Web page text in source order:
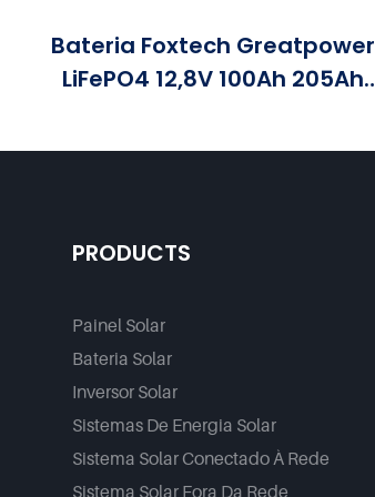
Bateria Foxtech Greatpower
LiFePO4 12,8V 100Ah 205Ah
Para Armazenamento De
PRODUCTS
Painel Solar
Bateria Solar
Inversor Solar
Sistemas De Energia Solar
Sistema Solar Conectado À Rede
Sistema Solar Fora Da Rede